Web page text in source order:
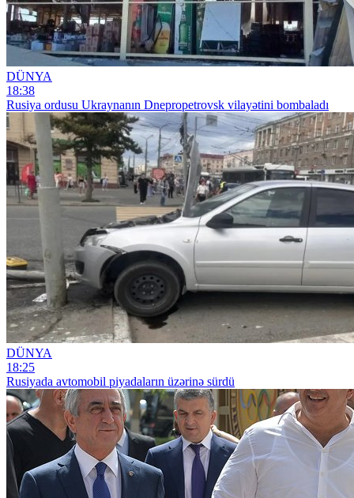
DÜNYA
18:38
Rusiya ordusu Ukraynanın Dnepropetrovsk vilayətini bombaladı
DÜNYA
18:25
Rusiyada avtomobil piyadaların üzərinə sürdü